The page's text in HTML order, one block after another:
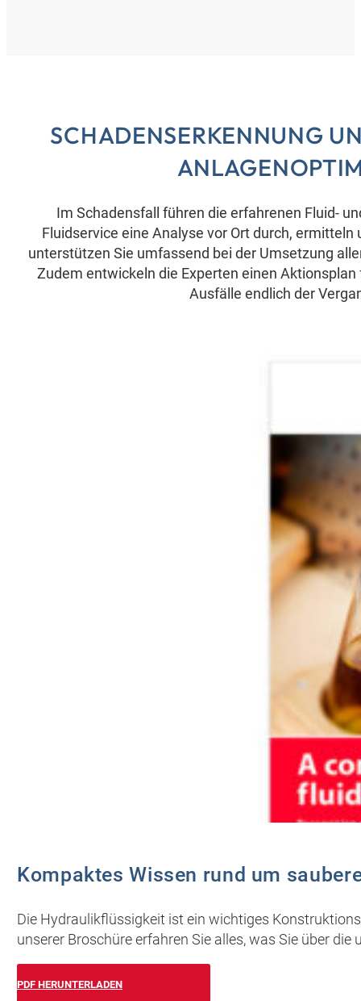
SCHADENSERKENNUNG
Im Schadensfall führen die erfahrenen Fluid-
Fluidservice eine Analyse vor Ort durch,
unterstützen Sie umfassend bei der Umsetzung
Zudem entwickeln die Experten einen
Ausfälle endlich der
Kompaktes Wissen rund um
Die Hydraulikflüssigkeit ist ein wichtiges
unserer Broschüre erfahren Sie alles, was Sie über
PDF HERUNTERLADEN